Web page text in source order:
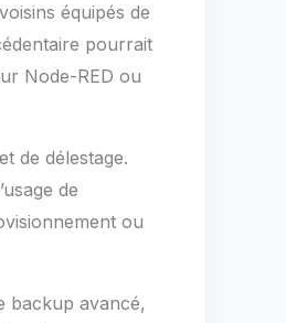
équipés de
pourrait
Node-RED ou
de délestage.
de
ou
backup avancé,